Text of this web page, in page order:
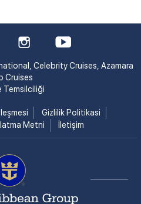
Celebrity Cruises, Azamara
Cruises
Temsilciliği
Gizlilik Politikasi
Metni
İletişim